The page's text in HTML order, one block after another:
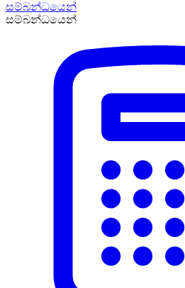
සම්බන්ධයෙන්
සම්බන්ධයෙන්